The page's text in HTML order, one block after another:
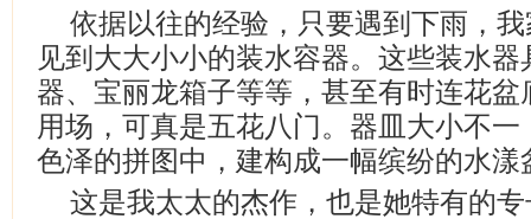
依据以往的经验，只要遇到下雨，
见到大大小小的装水容器。这些装水
器、宝丽龙箱子等等，甚至有时连花
用场，可真是五花八门。器皿大小不
色泽的拼图中，建构成一幅缤纷的水漾
这是我太太的杰作，也是她特有的